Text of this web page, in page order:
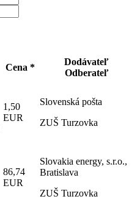
Cena *
Dodávateľ
Odberateľ
1,50
EUR
Slovenská pošta
ZUŠ Turzovka
86,74
EUR
Slovakia energy, s.r.o.,
Bratislava
ZUŠ Turzovka